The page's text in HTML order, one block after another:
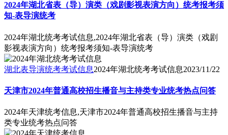
2024年湖北省表（导）演类（戏剧影视表演方向）统考报考须
知-表导演统考
2024年湖北统考考试信息,2024年湖北省表（导）演类（戏剧
影视表演方向）统考报考须知-表导演统考
湖北表导演统考考试信息2024年湖北统考考试信息2023/11/22
天津市2024年普通高校招生播音与主持类专业统考热点问答
2024年天津统考信息,天津市2024年普通高校招生播音与主持
类专业统考热点问答